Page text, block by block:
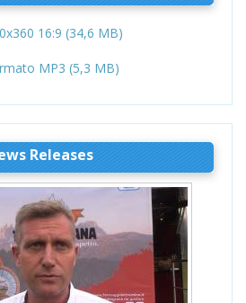
16:9 (34,6 MB)
MP3 (5,3 MB)
Releases